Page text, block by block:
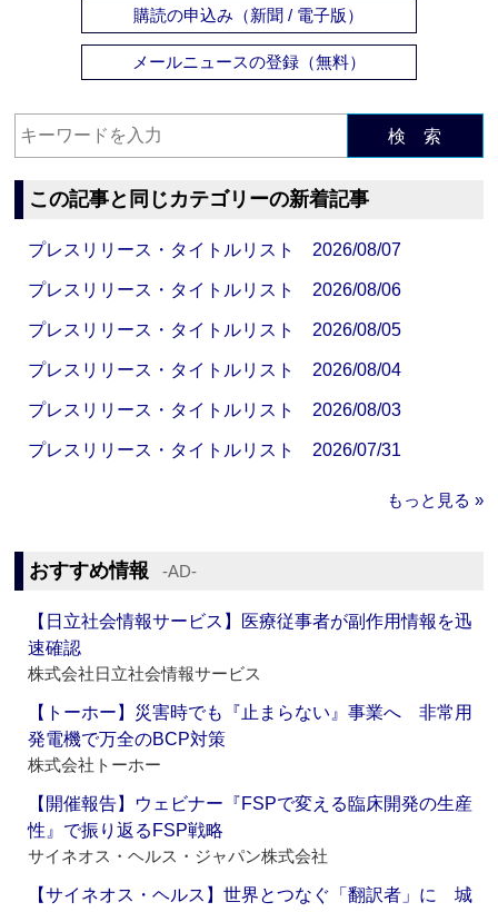
購読の申込み（新聞 / 電子版）
メールニュースの登録（無料）
検 索
この記事と同じカテゴリーの新着記事
プレスリリース・タイトルリスト 2026/08/07
プレスリリース・タイトルリスト 2026/08/06
プレスリリース・タイトルリスト 2026/08/05
プレスリリース・タイトルリスト 2026/08/04
プレスリリース・タイトルリスト 2026/08/03
プレスリリース・タイトルリスト 2026/07/31
もっと見る »
おすすめ情報 ‐AD‐
【日立社会情報サービス】医療従事者が副作用情報を迅
速確認
株式会社日立社会情報サービス
【トーホー】災害時でも『止まらない』事業へ 非常用
発電機で万全のBCP対策
株式会社トーホー
【開催報告】ウェビナー『FSPで変える臨床開発の生産
性』で振り返るFSP戦略
サイネオス・ヘルス・ジャパン株式会社
【サイネオス・ヘルス】世界とつなぐ「翻訳者」に 城